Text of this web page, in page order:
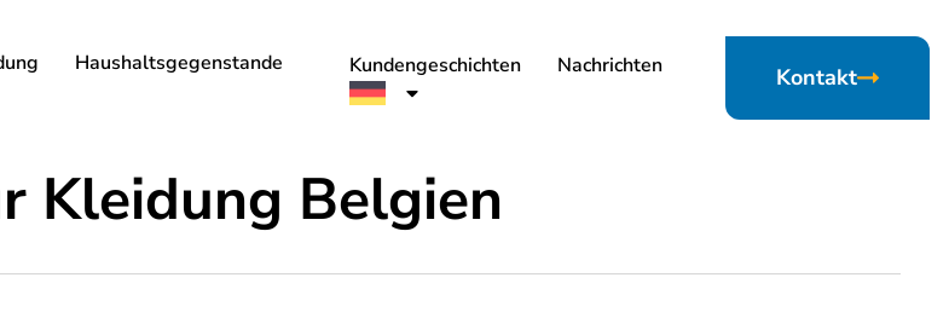
Haushaltsgegenstande
Kundengeschichten Nachrichten Kontakt
Kleidung Belgien